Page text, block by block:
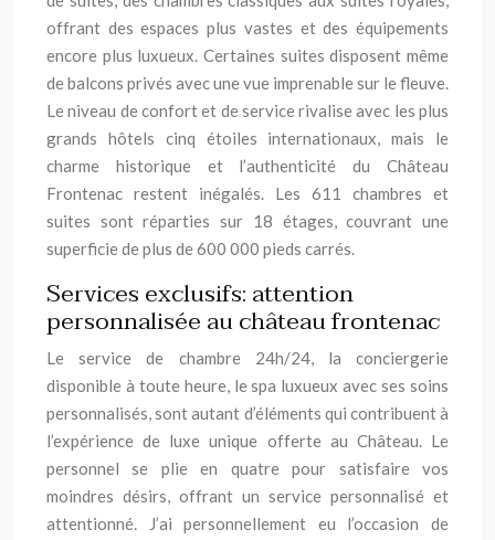
offrant des espaces plus vastes et des équipements
encore plus luxueux. Certaines suites disposent même
de balcons privés avec une vue imprenable sur le fleuve.
Le niveau de confort et de service rivalise avec les plus
grands hôtels cinq étoiles internationaux, mais le
charme historique et l’authenticité du Château
Frontenac restent inégalés. Les 611 chambres et
suites sont réparties sur 18 étages, couvrant une
superficie de plus de 600 000 pieds carrés.
Services exclusifs: attention
personnalisée au château frontenac
Le service de chambre 24h/24, la conciergerie
disponible à toute heure, le spa luxueux avec ses soins
personnalisés, sont autant d’éléments qui contribuent à
l’expérience de luxe unique offerte au Château. Le
personnel se plie en quatre pour satisfaire vos
moindres désirs, offrant un service personnalisé et
attentionné. J’ai personnellement eu l’occasion de